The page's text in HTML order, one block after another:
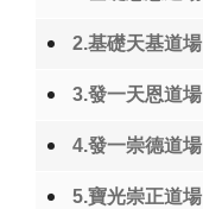
2.基礎天基道場
3.發一天恩道場
4.發一崇德道場
5.寶光崇正道場